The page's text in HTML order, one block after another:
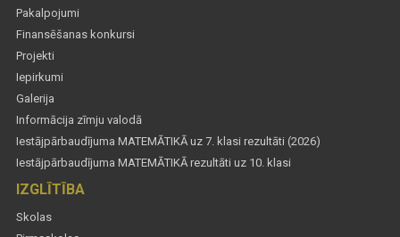
Pakalpojumi
Finansēšanas konkursi
Projekti
Iepirkumi
Galerija
Informācija zīmju valodā
Iestājpārbaudījuma MATEMĀTIKĀ uz 7. klasi rezultāti (2026)
Iestājpārbaudījuma MATEMĀTIKĀ rezultāti uz 10. klasi
IZGLĪTĪBA
Skolas